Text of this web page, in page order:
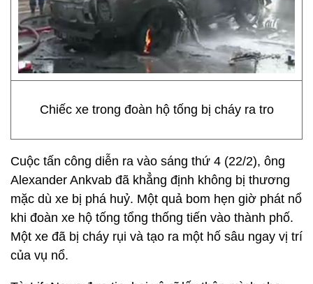
Chiếc xe trong đoàn hộ tống bị cháy ra tro
Cuộc tấn công diễn ra vào sáng thứ 4 (22/2), ông
Alexander Ankvab đã khẳng định không bị thương
mặc dù xe bị phá huỷ. Một quả bom hẹn giờ phát nổ
khi đoàn xe hộ tống tổng thống tiến vào thành phố.
Một xe đã bị cháy rụi và tạo ra một hố sâu ngay vị trí
của vụ nổ.